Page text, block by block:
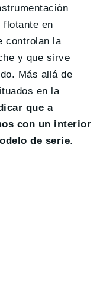
en
controlan la
y que sirve
Más allá de
en la
que a
con un interior
de serie.